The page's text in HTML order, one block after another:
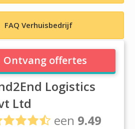
FAQ Verhuisbedrijf
Logistics Pvt Ltd
Logistics
Ltd
een 9.49
Ontvang offertes